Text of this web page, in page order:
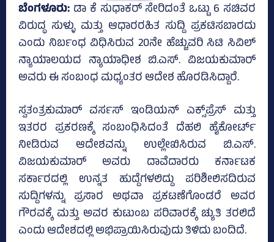
ಬೆಂಗಳೂರು: ಡಾ ಕೆ ಸುಧಾಕರ್‌ ಸೇರಿದಂತೆ ಒಟ್ಟು 6 ಸಚಿವರ
ವಿರುದ್ಧ ಸುಳ್ಳು ಮತ್ತು ಆಧಾರರಹಿತ ಸುದ್ದಿ ಪ್ರಕಟಿಸಬಾರದು
ಎಂದು ನಿರ್ಬಂಧ ವಿಧಿಸಿರುವ 20ನೇ ಹೆಚ್ಚುವರಿ ಸಿಟಿ ಸಿವಿಲ್
ನ್ಯಾಯಾಲಯದ ನ್ಯಾಯಾಧೀಶ ಬಿ.ಎಸ್. ವಿಜಯಕುಮಾರ್
ಅವರು ಈ ಸಂಬಂಧ ಮಧ್ಯಂತರ ಆದೇಶ ಹೊರಡಿಸಿದ್ದಾರೆ.
ಸ್ವತಂತ್ರಕುಮಾರ್‌ ವರ್ಸಸ್‌ ಇಂಡಿಯನ್ ಎಕ್ಸ್‌ಪ್ರೆಸ್‌ ಮತ್ತು
ಇತರರ ಪ್ರಕರಣಕ್ಕೆ ಸಂಬಂಧಿಸಿದಂತೆ ದೆಹಲಿ ಹೈಕೋರ್ಟ್‌
ನೀಡಿರುವ ಆದೇಶವನ್ನು ಉಲ್ಲೇಖಿಸಿರುವ ಬಿ.ಎಸ್.
ವಿಜಯಕುಮಾರ್ ಅವರು ದಾವೆದಾರರು ಕರ್ನಾಟಕ
ಸರ್ಕಾರದಲ್ಲಿ ಉನ್ನತ ಹುದ್ದೆಗಳಲಿದ್ದು ಪರಿಶೀಲಿಸದಿರುವ
ಸುದ್ದಿಗಳನ್ನು ಪ್ರಸಾರ ಅಥವಾ ಪ್ರಕಟಣೆಗೊಂಡರೆ ಅವರ
ಗೌರವಕ್ಕೆ ಮತ್ತು ಅವರ ಕುಟುಂಬ ಪರಿವಾರಕ್ಕೆ ಚ್ಯುತಿ ತರಲಿದೆ
ಎಂದು ಆದೇಶದಲ್ಲಿ ಅಭಿಪ್ರಾಯಿಸಿರುವುದು ತಿಳಿದು ಬಂದಿದೆ.